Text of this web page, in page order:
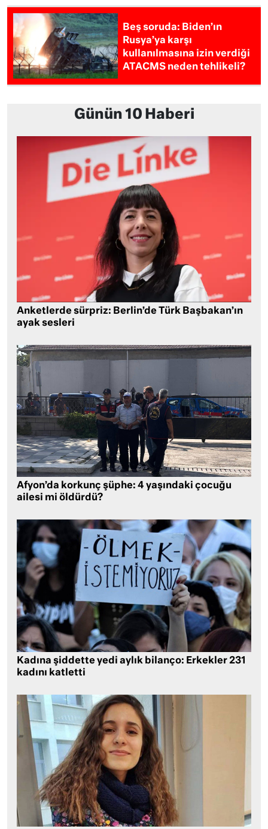
Beş soruda: Biden’ın
Rusya’ya karşı
kullanılmasına izin verdiği
ATACMS neden tehlikeli?
Günün 10 Haberi
Anketlerde sürpriz: Berlin’de Türk Başbakan’ın
ayak sesleri
Afyon’da korkunç şüphe: 4 yaşındaki çocuğu
ailesi mi öldürdü?
Kadına şiddette yedi aylık bilanço: Erkekler 231
kadını katletti